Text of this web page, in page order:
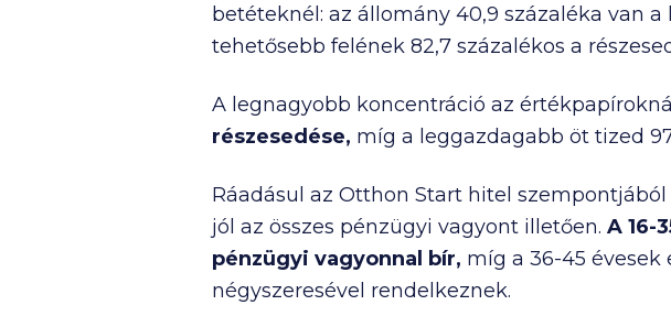
betéteknél: az állomány 40,9 százaléka van
tehetősebb felének 82,7 százalékos a
A legnagyobb koncentráció az
részesedése, míg a leggazdagabb öt tized
Ráadásul az Otthon Start hitel
jól az összes pénzügyi vagyont illetően. A 16-
pénzügyi vagyonnal bír, míg a 36-45
négyszeresével rendelkeznek.